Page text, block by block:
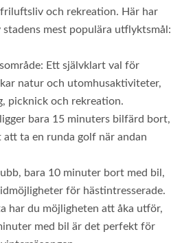
och rekreation. Här har
mest populära utflyktsmål:
Ett självklart val för
natur och utomhusaktiviteter,
picknick och rekreation.
bara 15 minuters bilfärd bort,
ta en runda golf när andan
bara 10 minuter bort med bil,
för hästintresserade.
har du möjligheten att åka utför,
med bil är det perfekt för